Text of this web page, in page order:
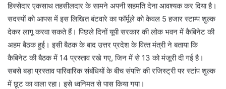
हिस्सेदार एकसाथ तहसीलदार के सामने अपनी सहमति देना आवश्यक कर दिया है।
सदस्यों को आपस में इस लिखित बंटवारे का फॉर्मूले को केवल 5 हजार स्टाम्प शुल्क
देकर लागू करवा सकते हैं। पिछले दिनों यूपी सरकार की लोक भवन में कैबिनेट की
अहम बैठक हुई। इसी बैठक के बाद उत्तर प्रदेश के वित्‍त मंत्री ने बताया कि
कैबिनेट की बैठक में 14 प्रस्‍ताव रखे गए, जिन में से 13 को मंजूरी दी गई है।
सबसे बड़ा प्रस्‍ताव पारिवारिक संबंधियों के बीच संपत्ति की रजिस्‍ट्री पर स्‍टांप शुल्‍क
में छूट का वाला रहा। इसे ध्वनिमत से पास किया गया।